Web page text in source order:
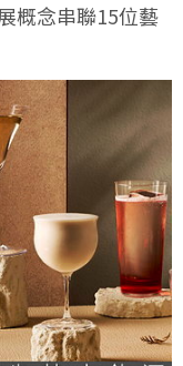
概念串聯15位藝